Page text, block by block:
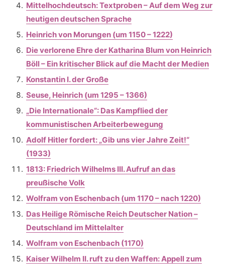
Mittelhochdeutsch: Textproben – Auf dem Weg zur
heutigen deutschen Sprache
Heinrich von Morungen (um 1150 – 1222)
Die verlorene Ehre der Katharina Blum von Heinrich
Böll – Ein kritischer Blick auf die Macht der Medien
Konstantin I. der Große
Seuse, Heinrich (um 1295 – 1366)
„Die Internationale“: Das Kampflied der
kommunistischen Arbeiterbewegung
Adolf Hitler fordert: „Gib uns vier Jahre Zeit!“
(1933)
1813: Friedrich Wilhelms III. Aufruf an das
preußische Volk
Wolfram von Eschenbach (um 1170 – nach 1220)
Das Heilige Römische Reich Deutscher Nation –
Deutschland im Mittelalter
Wolfram von Eschenbach (1170)
Kaiser Wilhelm II. ruft zu den Waffen: Appell zum